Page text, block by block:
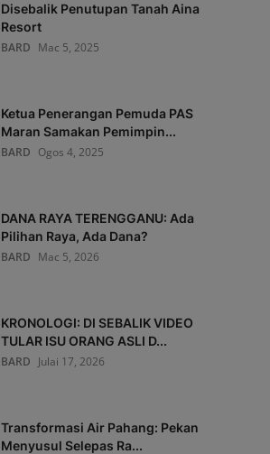
Disebalik Penutupan Tanah Aina
Resort
BARD Mac 5, 2025
Ketua Penerangan Pemuda PAS
Maran Samakan Pemimpin...
BARD Ogos 4, 2025
DANA RAYA TERENGGANU: Ada
Pilihan Raya, Ada Dana?
BARD Mac 5, 2026
KRONOLOGI: DI SEBALIK VIDEO
TULAR ISU ORANG ASLI D...
BARD Julai 17, 2026
Transformasi Air Pahang: Pekan
Menyusul Selepas Ra...